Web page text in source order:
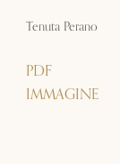
Tenuta Perano
PDF
IMMAGINE